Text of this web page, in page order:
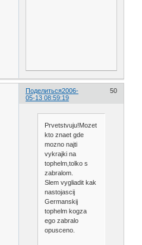
Поделиться 50
2006-
05-13 08:59:19
Prvetstvuju!Mozet
kto znaet gde
mozno najti
vykrajki na
tophelm,tolko s
zabralom.
Slem vygliadit kak
nastojascij
Germanskij
tophelm kogza
ego zabralo
opusceno.